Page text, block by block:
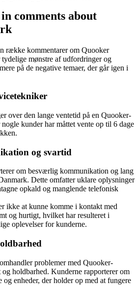
comments about
række kommentarer om Quooker
mønstre af udfordringer og
på de negative temaer, der går igen i
over den lange ventetid på en Quooker-
kunder har måttet vente op til 6 dage
og svartid
om besværlig kommunikation og lang
Dette omfatter uklare oplysninger
opkald og manglende telefonisk
ikke at kunne komme i kontakt med
og hurtigt, hvilket har resulteret i
oplevelser for kunderne.
problemer med Quooker-
holdbarhed. Kunderne rapporterer om
enheder, der holder op med at fungere